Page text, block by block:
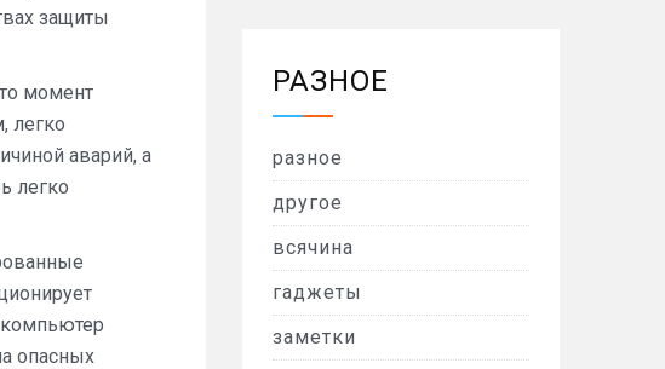
защиты
момент
легко
аварий, а
легко
компьютер
опасных
РАЗНОЕ
разное
другое
всячина
гаджеты
заметки